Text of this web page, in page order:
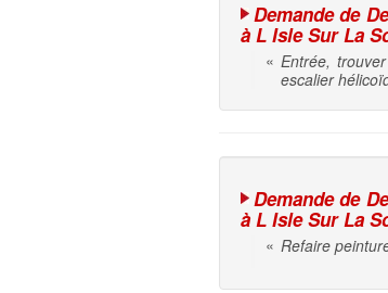
Demande de
à L Isle Sur La
« Entrée,
escalier
Demande de
à L Isle Sur La
« Refaire